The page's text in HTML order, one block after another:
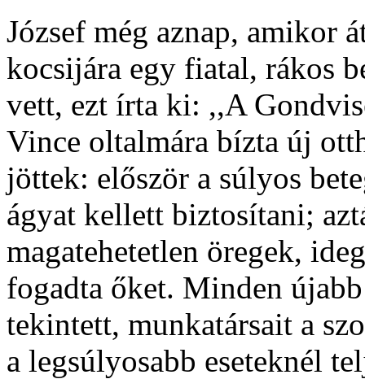
József még aznap, amikor
kocsijára egy fiatal, rákos
vett, ezt írta ki: ,,A
Vince oltalmára bízta új
jöttek: először a súlyos
ágyat kellett biztosítani;
magatehetetlen öregek,
fogadta őket. Minden
tekintett, munkatársait a
a legsúlyosabb eseteknél